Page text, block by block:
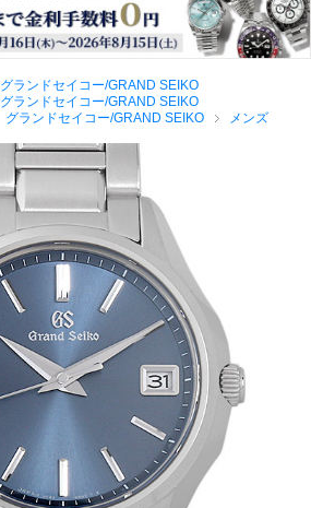
ログイン
ブランドから探す
ロレックス
パテック
フィリップ
グランドセイコー/GRAND SEIKO
グランドセイコー/GRAND SEIKO
グランドセイコー/GRAND SEIKO
メンズ